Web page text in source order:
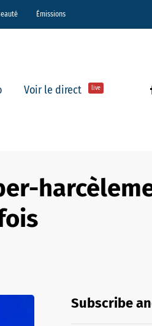
Émissions
Voir le direct live
Subscribe